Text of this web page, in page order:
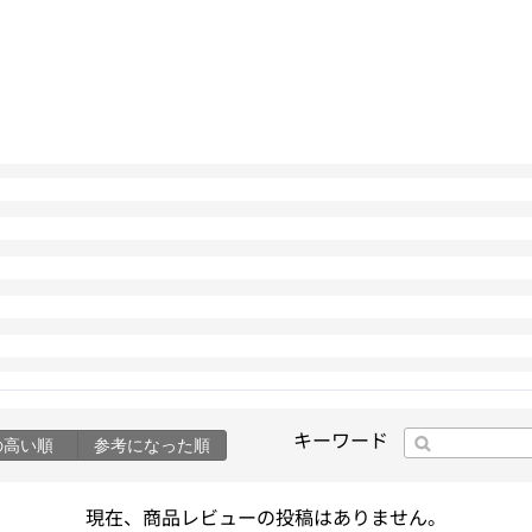
い順 参考になった順 キーワード
現在、商品レビューの投稿はありません。